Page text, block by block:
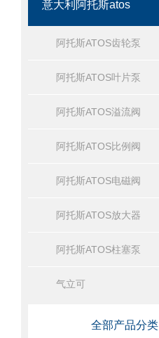
意大利阿托斯atos
阿托斯ATOS齿轮泵
阿托斯ATOS叶片泵
阿托斯ATOS溢流阀
阿托斯ATOS比例阀
阿托斯ATOS电磁阀
阿托斯ATOS放大器
阿托斯ATOS柱塞泵
气立可
全部产品分类